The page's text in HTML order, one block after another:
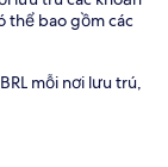
thể bao gồm các
mỗi nơi lưu trú,